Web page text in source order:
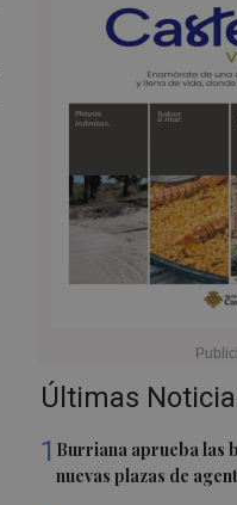
Últimas
1 Burriana aprueba las
nuevas plazas de